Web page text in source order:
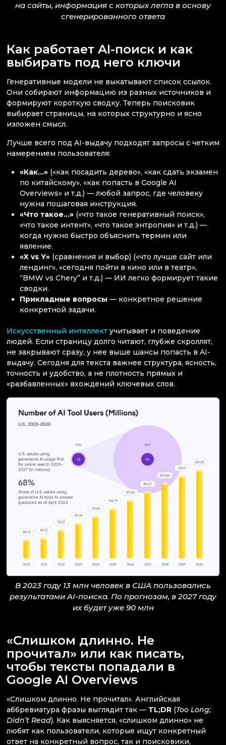
на сайты, информация с которых легла в основу
сгенерированного ответа
Как работает AI-поиск и как
выбирать под него ключи
Генеративные модели не выкатывают список ссылок.
Они собирают информацию из разных источников и
формируют короткую сводку. Теперь поисковик
выбирает страницы, на которых структурно и ясно
изложен смысл.
Лучше всего под AI-выдачу подходят запросы с четким
намерением пользователя:
«Как…» («как посадить дерево», «как сдать экзамен
по китайскому», «как попасть в Google AI
Overviews» и т.д.) — любой запрос, где человеку
нужна пошаговая инструкция.
«Что такое…» («что такое генеративный поиск»,
«что такое интент», «что такое энтропия» и т.д.) —
когда нужно быстро объяснить термин или
явление.
«X vs Y» (сравнения и выбор) («что лучше сайт или
лендинг», «сегодня пойти в кино или в театр»,
“BMW vs Сhery” и т.д.) — ИИ легко формирует такие
сводки.
Прикладные вопросы — конкретное решение
конкретной задачи.
Искусственный интеллект учитывает и поведение
людей. Если страницу долго читают, глубже скроллят,
не закрывают сразу, у нее выше шансы попасть в AI-
выдачу. Сегодня для текста важнее структура, ясность,
точность и удобство, а не плотность прямых и
«разбавленных» вхождений ключевых слов.
В 2023 году 13 млн человек в США пользовались
результатами AI-поиска. По прогнозам, в 2027 году
их будет уже 90 млн
«Слишком длинно. Не
прочитал» или как писать,
чтобы тексты попадали в
Google AI Overviews
«Слишком длинно. Не прочитал». Английская
аббревиатура фразы выглядит так — TL;DR (Too Long;
Didn’t Read). Как выясняется, «слишком длинно» не
любят как пользователи, которые ищут конкретный
ответ на конкретный вопрос, так и поисковики,